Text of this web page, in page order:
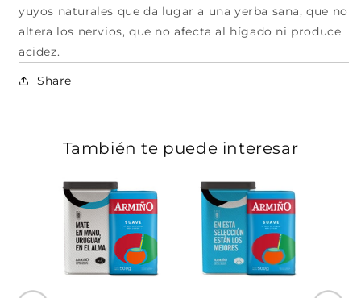
yuyos naturales que da lugar a una yerba sana, que no
altera los nervios, que no afecta al hígado ni produce
acidez.
Share
También te puede interesar